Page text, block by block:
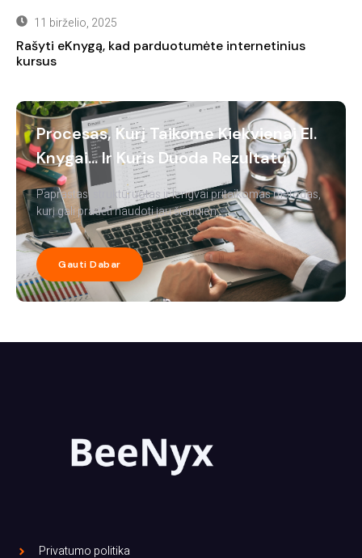
11 birželio, 2025
Rašyti eKnygą, kad parduotumėte internetinius
kursus
Procesas, Kurį Taikome Kiekvienai El.
Knygai... Ir Kuris Duoda Rezultatų.
Paprastas, struktūruotas ir lengvai pritaikomas metodas,
kurį gali pradėti naudoti jau šiandien.
Gauti Dabar
Privatumo politika